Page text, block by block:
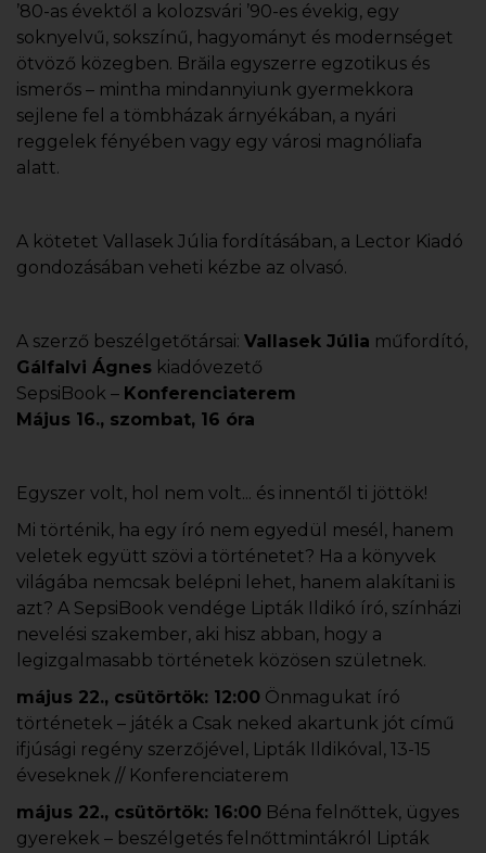
’80-as évektől a kolozsvári ’90-es évekig, egy
soknyelvű, sokszínű, hagyományt és modernséget
ötvöző közegben. Brăila egyszerre egzotikus és
ismerős – mintha mindannyiunk gyermekkora
sejlene fel a tömbházak árnyékában, a nyári
reggelek fényében vagy egy városi magnóliafa
alatt.
A kötetet Vallasek Júlia fordításában, a Lector Kiadó
gondozásában veheti kézbe az olvasó.
A szerző beszélgetőtársai: Vallasek Júlia műfordító,
Gálfalvi Ágnes kiadóvezető
SepsiBook – Konferenciaterem
Május 16., szombat, 16 óra
Egyszer volt, hol nem volt... és innentől ti jöttök!
Mi történik, ha egy író nem egyedül mesél, hanem
veletek együtt szövi a történetet? Ha a könyvek
világába nemcsak belépni lehet, hanem alakítani is
azt? A SepsiBook vendége Lipták Ildikó író, színházi
nevelési szakember, aki hisz abban, hogy a
legizgalmasabb történetek közösen születnek.
május 22., csütörtök: 12:00 Önmagukat író
történetek – játék a Csak neked akartunk jót című
ifjúsági regény szerzőjével, Lipták Ildikóval, 13-15
éveseknek // Konferenciaterem
május 22., csütörtök: 16:00 Béna felnőttek, ügyes
gyerekek – beszélgetés felnőttmintákról Lipták